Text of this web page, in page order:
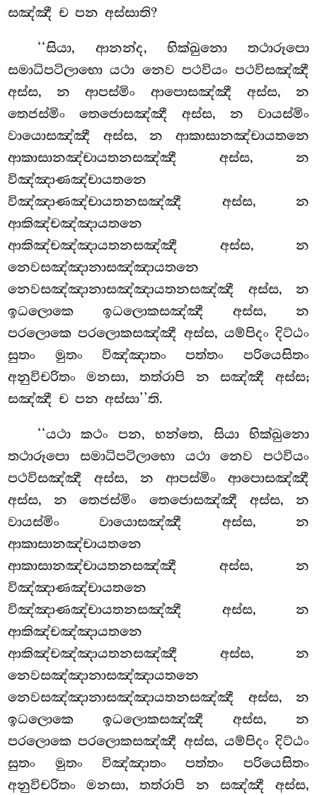
සඤ්ඤී ච පන අස්සාති?
‘‘සියා, ආනන්ද, භික්ඛුනො තථාරූපො
සමාධිපටිලාභො යථා නෙව පථවියං පථවිසඤ්ඤී
අස්ස, න ආපස්මිං ආපොසඤ්ඤී අස්ස, න
තෙජස්මිං තෙජොසඤ්ඤී අස්ස, න වායස්මිං
වායොසඤ්ඤී අස්ස, න ආකාසානඤ්චායතනෙ
ආකාසානඤ්චායතනසඤ්ඤී අස්ස, න
විඤ්ඤාණඤ්චායතනෙ
විඤ්ඤාණඤ්චායතනසඤ්ඤී අස්ස, න
ආකිඤ්චඤ්ඤායතනෙ
ආකිඤ්චඤ්ඤායතනසඤ්ඤී අස්ස, න
නෙවසඤ්ඤානාසඤ්ඤායතනෙ
නෙවසඤ්ඤානාසඤ්ඤායතනසඤ්ඤී අස්ස, න
ඉධලොකෙ ඉධලොකසඤ්ඤී අස්ස, න
පරලොකෙ පරලොකසඤ්ඤී අස්ස, යම්පිදං දිට්ඨං
සුතං මුතං විඤ්ඤාතං පත්තං පරියෙසිතං
අනුවිචරිතං මනසා, තත්රාපි න සඤ්ඤී අස්ස;
සඤ්ඤී ච පන අස්සා’’ති.
‘‘යථා කථං පන, භන්තෙ, සියා භික්ඛුනො
තථාරූපො සමාධිපටිලාභො යථා නෙව පථවියං
පථවිසඤ්ඤී අස්ස, න ආපස්මිං ආපොසඤ්ඤී
අස්ස, න තෙජස්මිං තෙජොසඤ්ඤී අස්ස, න
වායස්මිං වායොසඤ්ඤී අස්ස, න
ආකාසානඤ්චායතනෙ
ආකාසානඤ්චායතනසඤ්ඤී අස්ස, න
විඤ්ඤාණඤ්චායතනෙ
විඤ්ඤාණඤ්චායතනසඤ්ඤී අස්ස, න
ආකිඤ්චඤ්ඤායතනෙ
ආකිඤ්චඤ්ඤායතනසඤ්ඤී අස්ස, න
නෙවසඤ්ඤානාසඤ්ඤායතනෙ
නෙවසඤ්ඤානාසඤ්ඤායතනසඤ්ඤී අස්ස, න
ඉධලොකෙ ඉධලොකසඤ්ඤී අස්ස, න
පරලොකෙ පරලොකසඤ්ඤී අස්ස, යම්පිදං දිට්ඨං
සුතං මුතං විඤ්ඤාතං පත්තං පරියෙසිතං
අනුවිචරිතං මනසා, තත්රාපි න සඤ්ඤී අස්ස,